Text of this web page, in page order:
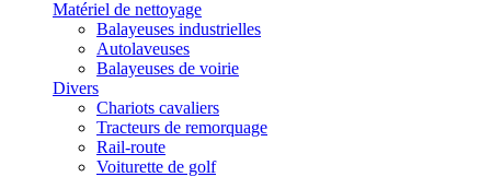
Matériel de nettoyage
Balayeuses industrielles
Autolaveuses
Balayeuses de voirie
Divers
Chariots cavaliers
Tracteurs de remorquage
Rail-route
Voiturette de golf